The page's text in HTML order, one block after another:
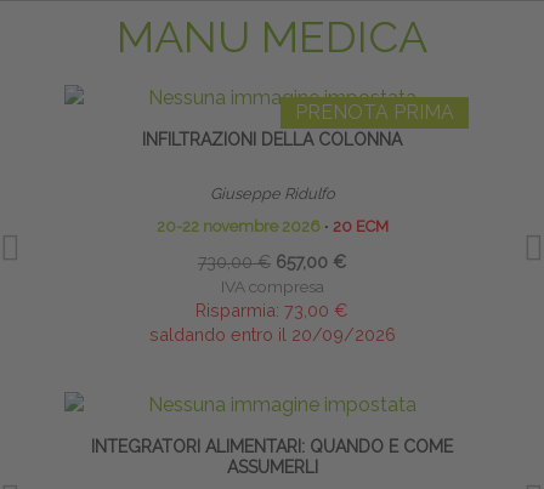
MANU MEDICA
PRENOTA PRIMA
INFILTRAZIONI DELLA COLONNA
Giuseppe Ridulfo
20-22 novembre 2026∙ 20 ECM
730,00 € 657,00 €
IVA compresa
Risparmia: 73,00 €
saldando entro il 20/09/2026
INTEGRATORI ALIMENTARI: QUANDO E COME
ASSUMERLI